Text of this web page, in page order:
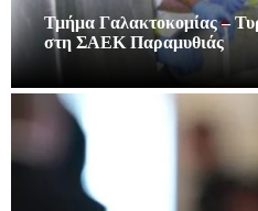
Τμήμα Γαλακτοκομίας –
στη ΣΑΕΚ Παραμυθιάς